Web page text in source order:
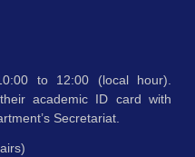
to 12:00 (local hour).
academic ID card with
Secretariat.